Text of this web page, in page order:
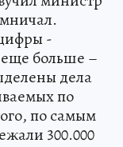
-
еще больше –
дела
по
по самым
300.000